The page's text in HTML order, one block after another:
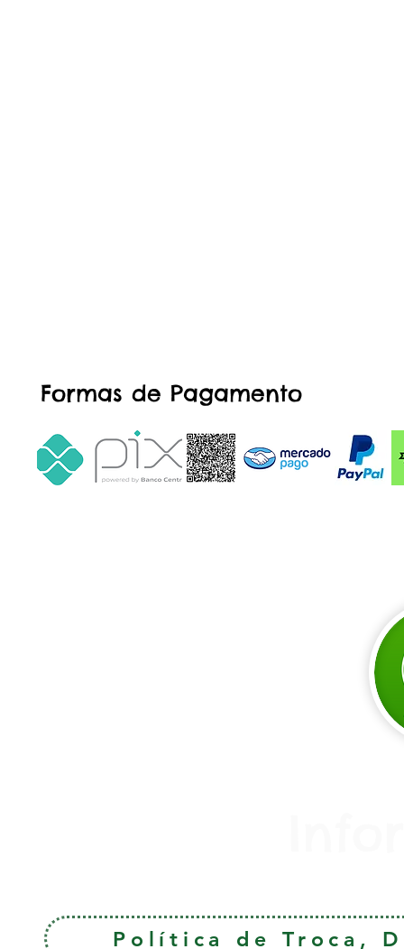
Formas de Pagamento
Política de Troca,